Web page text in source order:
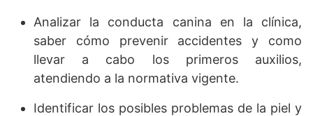
Analizar la conducta canina en la clínica,
saber cómo prevenir accidentes y como
llevar a cabo los primeros auxilios,
atendiendo a la normativa vigente.
Identificar los posibles problemas de la piel y